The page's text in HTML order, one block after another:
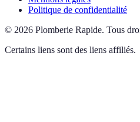
Politique de confidentialité
© 2026 Plomberie Rapide. Tous
Certains liens sont des liens affiliés.